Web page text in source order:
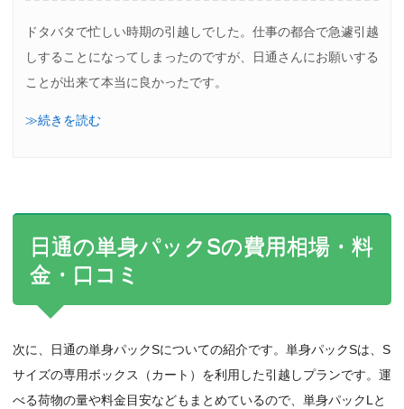
ドタバタで忙しい時期の引越しでした。仕事の都合で急遽引越
しすることになってしまったのですが、日通さんにお願いする
ことが出来て本当に良かったです。
≫続きを読む
日通の単身パックSの費用相場・料
金・口コミ
次に、日通の単身パックSについての紹介です。単身パックSは、S
サイズの専用ボックス（カート）を利用した引越しプランです。運
べる荷物の量や料金目安などもまとめているので、単身パックLと